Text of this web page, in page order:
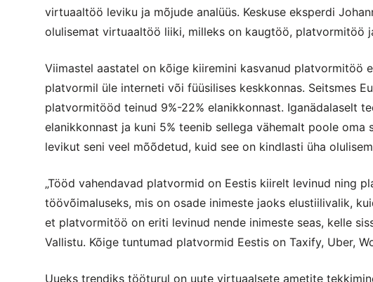
virtuaaltöö leviku ja mõjude analüüs. Keskuse eksperdi
olulisemat virtuaaltöö liiki, milleks on kaugtöö, platvormitöö
Viimastel aastatel on kõige kiiremini kasvanud platvormitöö
platvormil üle interneti või füüsilises keskkonnas. Seitsmes
platvormitööd teinud 9%-22% elanikkonnast. Iganädalaselt
elanikkonnast ja kuni 5% teenib sellega vähemalt poole
levikut seni veel mõõdetud, kuid see on kindlasti üha
„Tööd vahendavad platvormid on Eestis kiirelt levinud ning
töövõimaluseks, mis on osade inimeste jaoks elustiilivalik,
et platvormitöö on eriti levinud nende inimeste seas, kelle
Vallistu. Kõige tuntumad platvormid Eestis on Taxify, Uber,
Uueks trendiks tööturul on uute virtuaalsete ametite